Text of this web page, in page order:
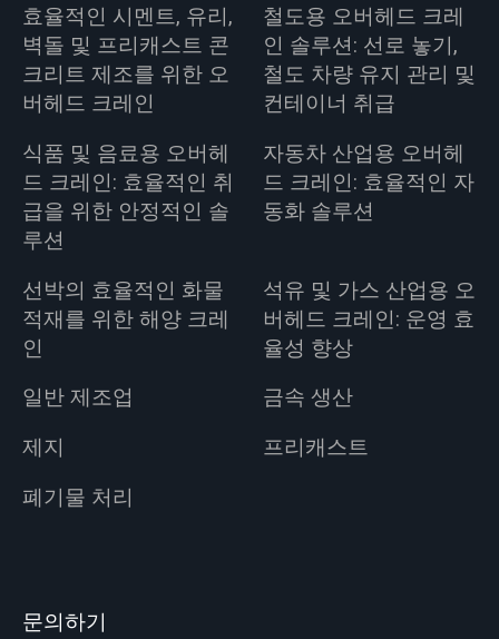
효율적인 시멘트, 유리,
벽돌 및 프리캐스트 콘
크리트 제조를 위한 오
버헤드 크레인
철도용 오버헤드 크레
인 솔루션: 선로 놓기,
철도 차량 유지 관리 및
컨테이너 취급
식품 및 음료용 오버헤
드 크레인: 효율적인 취
급을 위한 안정적인 솔
루션
자동차 산업용 오버헤
드 크레인: 효율적인 자
동화 솔루션
선박의 효율적인 화물
적재를 위한 해양 크레
인
석유 및 가스 산업용 오
버헤드 크레인: 운영 효
율성 향상
일반 제조업
금속 생산
제지
프리캐스트
폐기물 처리
문의하기